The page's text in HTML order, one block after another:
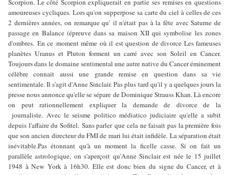
Scorpion. Le côté Scorpion expliquerait en partie ses remises en questions
amoureuses cycliques. Lors qu'on supperpose sa carte du ciel à celles de ces
2 dernières années, on remarque qu' il n'était pas à la fête avec Saturne de
passage en Balance (épreuve dans sa maison XII qui symbolise les zones
d'ombres. En ce moment même où il est question de divorce Les fameuses
planètes Uranus et Pluton forment un carré avec son Soleil en Cancer.
Toujours dans le domaine sentimental une autre native du Cancer éminement
célèbre connait aussi une grande remise en question dans sa vie
sentimentale. Il s'agit d'Anne Sinclair. Pas plus tard qu'il y a quelques jours la
presse nous annonce qu'elle se sépare de Dominique Strauss Khan. Là encore
on peut rationnellement expliquer la demande de divorce de la
journaliste. Avec le seisme politico médiatico judiciaire qu'elle a subit
depuis l'affaire du Sofitel. Sans parler que cela ne faisait pas la première fois
que son ancien directeur du FMI de mari lui était infidèle. La séparation était
inévitable.Pas étonnant qu'à un moment la ficelle casse. Si on fait un
parallèle astrologique, on s'aperçoit qu'Anne Sinclair est née le 15 juillet
1948 à New York à 16h30. Elle est donc bien du signe du Cancer, et à